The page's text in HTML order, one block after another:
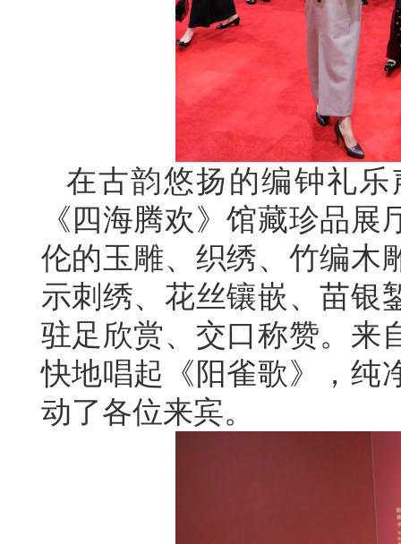
在古韵悠扬的编钟礼
《四海腾欢》馆藏珍品
伦的玉雕、织绣、竹编木
示刺绣、花丝镶嵌、苗银
驻足欣赏、交口称赞。来
快地唱起《阳雀歌》，纯
动了各位来宾。